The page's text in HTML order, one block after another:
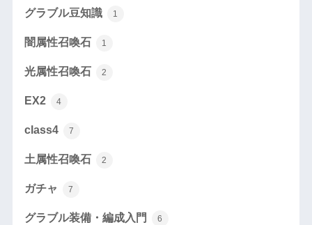
グラブル豆知識 1
闇属性召喚石 1
光属性召喚石 2
EX2 4
class4 7
土属性召喚石 2
ガチャ 7
グラブル装備・編成入門 6